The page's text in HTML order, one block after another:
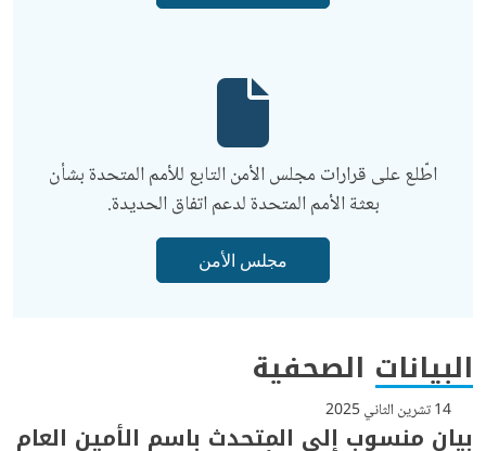
اطّلع على قرارات مجلس الأمن التابع للأمم المتحدة بشأن
بعثة الأمم المتحدة لدعم اتفاق الحديدة.
مجلس الأمن
البيانات الصحفية
14 تشرين الثاني 2025
بيان منسوب إلى المتحدث باسم الأمين العام